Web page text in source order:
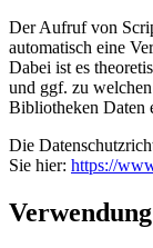
Der Aufruf von
automatisch eine
Dabei ist es
und ggf. zu
Bibliotheken Daten
Die
Sie hier: https://